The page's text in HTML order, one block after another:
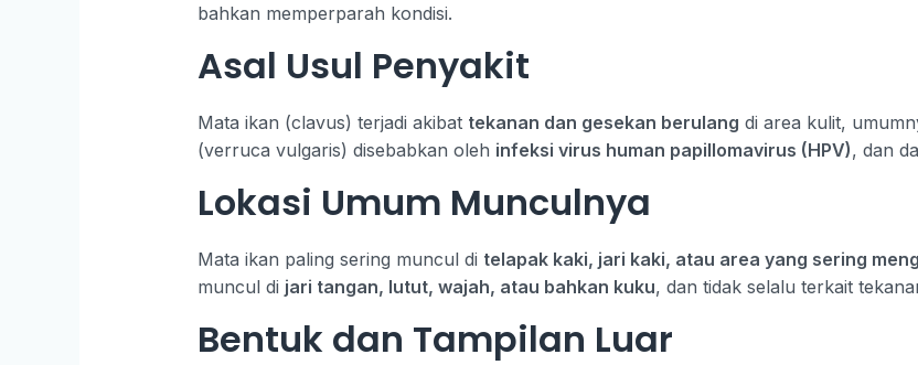
bahkan memperparah kondisi.
Asal Usul Penyakit
Mata ikan (clavus) terjadi akibat tekanan dan gesekan berulang di area kulit,
(verruca vulgaris) disebabkan oleh infeksi virus human papillomavirus (HPV), dan
Lokasi Umum Munculnya
Mata ikan paling sering muncul di telapak kaki, jari kaki, atau area yang sering
muncul di jari tangan, lutut, wajah, atau bahkan kuku, dan tidak selalu terkait
Bentuk dan Tampilan Luar